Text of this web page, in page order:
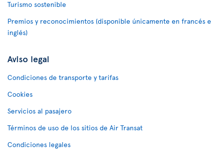
Turismo sostenible
Premios y reconocimientos (disponible únicamente en francés e
inglés)
Aviso legal
Condiciones de transporte y tarifas
Cookies
Servicios al pasajero
Términos de uso de los sitios de Air Transat
Condiciones legales